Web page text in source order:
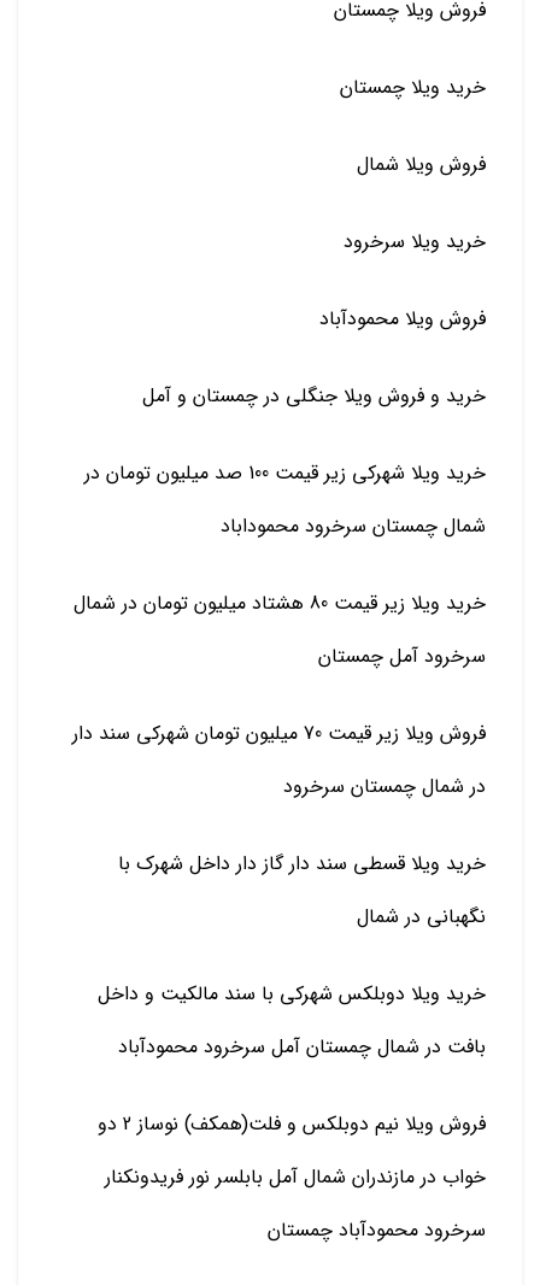
فروش ویلا چمستان
خرید ویلا چمستان
فروش ویلا شمال
خرید ویلا سرخرود
فروش ویلا محمودآباد
خرید و فروش ویلا جنگلی در چمستان و آمل
خرید ویلا شهرکی زیر قیمت 100 صد میلیون تومان در
شمال چمستان سرخرود محموداباد
خرید ویلا زیر قیمت 80 هشتاد میلیون تومان در شمال
سرخرود آمل چمستان
فروش ویلا زیر قیمت 70 میلیون تومان شهرکی سند دار
در شمال چمستان سرخرود
خرید ویلا قسطی سند دار گاز دار داخل شهرک با
نگهبانی در شمال
خرید ویلا دوبلکس شهرکی با سند مالکیت و داخل
بافت در شمال چمستان آمل سرخرود محمودآباد
فروش ویلا نیم دوبلکس و فلت(همکف) نوساز 2 دو
خواب در مازندران شمال آمل بابلسر نور فریدونکنار
سرخرود محمودآباد چمستان